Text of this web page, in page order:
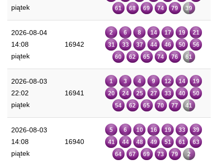
piątek
61
68 69 74 79 39
2026-08-04
14:08
piątek
16942
2 6 8 14 17 19
21
31
33 37 44 46 50
56
60
62 65 74 76 61
2026-08-03
22:02
piątek
16941
1 3 4 9 12 14
19
20
24 25 27 33 40
50
54
62 65 70 77 41
2026-08-03
14:08
piątek
16940
5 6 10 16 19 33
39
41
44 48 49 51 61
63
64
67 69 73 79 2